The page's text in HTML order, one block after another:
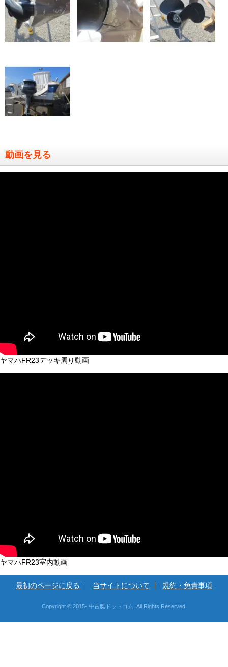
動画を見る
ヤマハFR23デッキ周り動画
ヤマハFR23室内動画
最初のページに戻る 当サイトについて 規約・免責事項
Copyright © 2015- 中古艇ドットコム. All Rights Reserved.